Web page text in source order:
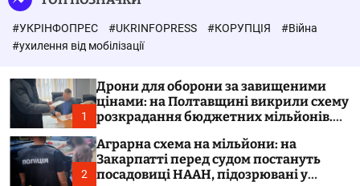
а
а
т
и
и
к
о
л
ь
р
о
в
#УКРІНФОПРЕС #UKRINFOPRESS #КОРУПЦІЯ
#Війна
#ухилення від мобілізації
1
Дрони для оборони за завищеними
цінами: на Полтавщині викрили схему
розкрадання бюджетних мільйонів.
2
Аграрна схема на мільйони: на
Закарпатті перед судом постануть
посадовиці НААН, підозрювані у